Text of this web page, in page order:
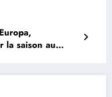
la saison au